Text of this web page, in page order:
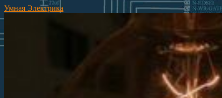
Умная Электрика